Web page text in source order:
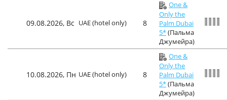
09.08.2026, Вс UAE (hotel only) 8
One &
Only the
Palm Dubai
5*(Пальма
Джумейра)
10.08.2026, Пн UAE (hotel only) 8
One &
Only the
Palm Dubai
5*(Пальма
Джумейра)